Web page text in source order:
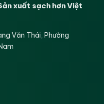
xuất sạch hơn Việt
Văn Thái, Phường